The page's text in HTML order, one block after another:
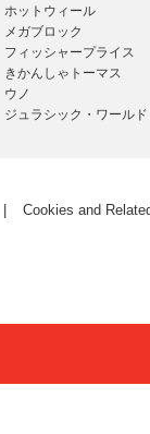
ホットウィール
メガブロック
フィッシャープライス
きかんしゃトーマス
ウノ
ジュラシック・ワールド
Cookies and